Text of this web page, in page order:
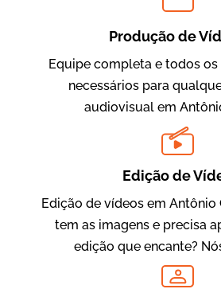
BRF Parceiros
Vídeos de Integração e
Vídeo Institucional
Produção de
Equipe completa e todos
necessários para
audiovisual em
Edição de
Edição de vídeos em Antônio
tem as imagens e precisa
edição que encante?